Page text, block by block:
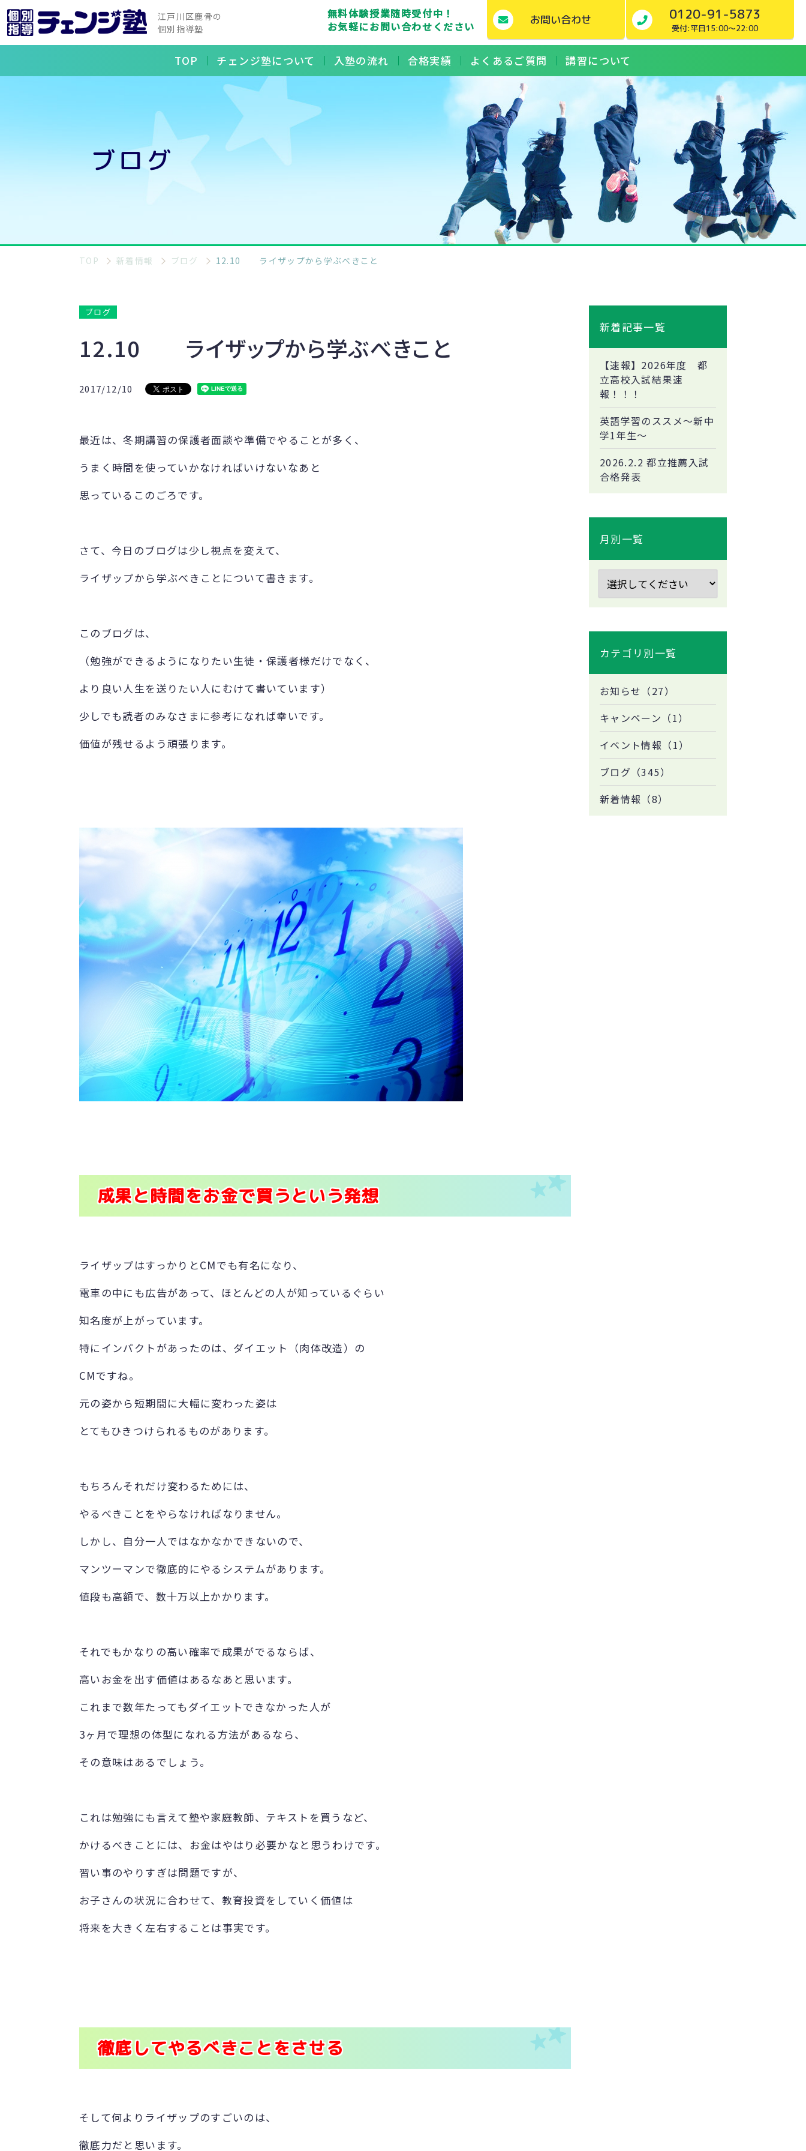
江戸川区鹿骨の
個別指導塾
TOP チェンジ塾について 入塾の流れ 合格実績 よくあるご質問 講習について
無料体験授業随時受付中！
お気軽にお問い合わせください
お問い合わせ 0120-91-5873
受付:平日15:00～22:00
ブログ
TOP 新着情報 ブログ 12.10 ライザップから学ぶべきこと
ブログ
12.10 ライザップから学ぶべきこと
2017/12/10
最近は、冬期講習の保護者面談や準備でやることが多く、
うまく時間を使っていかなければいけないなあと
思っているこのごろです。
さて、今日のブログは少し視点を変えて、
ライザップから学ぶべきことについて書きます。
このブログは、
（勉強ができるようになりたい生徒・保護者様だけでなく、
より良い人生を送りたい人にむけて書いています）
少しでも読者のみなさまに参考になれば幸いです。
価値が残せるよう頑張ります。
成果と時間をお金で買うという発想
ライザップはすっかりとCMでも有名になり、
電車の中にも広告があって、ほとんどの人が知っているぐらい
知名度が上がっています。
特にインパクトがあったのは、ダイエット（肉体改造）の
CMですね。
元の姿から短期間に大幅に変わった姿は
とてもひきつけられるものがあります。
もちろんそれだけ変わるためには、
やるべきことをやらなければなりません。
しかし、自分一人ではなかなかできないので、
マンツーマンで徹底的にやるシステムがあります。
値段も高額で、数十万以上かかります。
それでもかなりの高い確率で成果がでるならば、
高いお金を出す価値はあるなあと思います。
これまで数年たってもダイエットできなかった人が
3ヶ月で理想の体型になれる方法があるなら、
その意味はあるでしょう。
これは勉強にも言えて塾や家庭教師、テキストを買うなど、
かけるべきことには、お金はやはり必要かなと思うわけです。
習い事のやりすぎは問題ですが、
お子さんの状況に合わせて、教育投資をしていく価値は
将来を大きく左右することは事実です。
徹底してやるべきことをさせる
そして何よりライザップのすごいのは、
徹底力だと思います。
新着記事一覧
【速報】2026年度 都
立高校入試結果速
報！！！
英語学習のススメ～新中
学1年生～
2026.2.2 都立推薦入試
合格発表
月別一覧
カテゴリ別一覧
お知らせ（27）
キャンペーン（1）
イベント情報（1）
ブログ（345）
新着情報（8）